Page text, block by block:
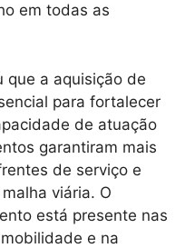
em todas as
que a aquisição de
para fortalecer
de atuação
garantiram mais
de serviço e
viária. O
está presente nas
e na